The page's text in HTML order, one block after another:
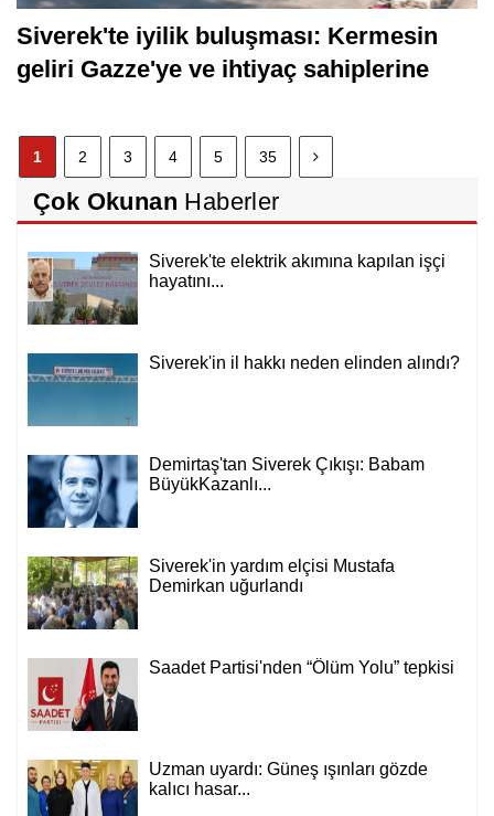
Siverek'te iyilik buluşması: Kermesin
geliri Gazze'ye ve ihtiyaç sahiplerine
1 2 3 4 5 35
Çok Okunan Haberler
Siverek'te elektrik akımına kapılan işçi
hayatını...
Siverek'in il hakkı neden elinden alındı?
Demirtaş'tan Siverek Çıkışı: Babam
BüyükKazanlı...
Siverek'in yardım elçisi Mustafa
Demirkan uğurlandı
Saadet Partisi'nden “Ölüm Yolu” tepkisi
Uzman uyardı: Güneş ışınları gözde
kalıcı hasar...
Mahmut Hanpolat
Adanmış bir hayat: Neşet Hoca
Naci Hanpolat
Türkiye-Suudi Arabistan-Pakistan Üçlü
Anlaşmasının Hedefi Kim: İran mı, İsrail
mi?
Abdurahman Deniz Uğurlu